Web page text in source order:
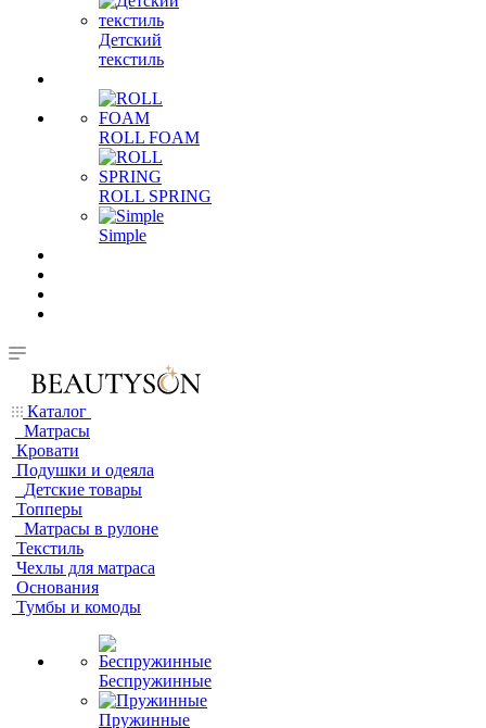
Детский
текстиль
ROLL FOAM
ROLL SPRING
Simple
Каталог
Матрасы
Кровати
Подушки и одеяла
Детские товары
Топперы
Матрасы в рулоне
Текстиль
Чехлы для матраса
Основания
Тумбы и комоды
Беспружинные
Пружинные